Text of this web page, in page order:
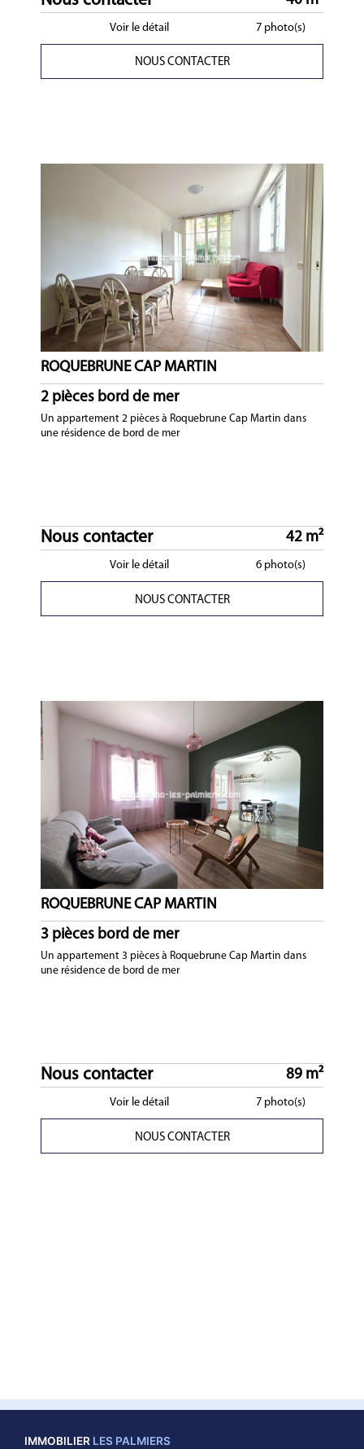
Voir le détail 7 photo(s)
NOUS CONTACTER
ROQUEBRUNE CAP MARTIN
2 pièces bord de mer
Un appartement 2 pièces à Roquebrune Cap Martin dans
une résidence de bord de mer
Nous contacter 42 m²
Voir le détail 6 photo(s)
NOUS CONTACTER
ROQUEBRUNE CAP MARTIN
3 pièces bord de mer
Un appartement 3 pièces à Roquebrune Cap Martin dans
une résidence de bord de mer
Nous contacter 89 m²
Voir le détail 7 photo(s)
NOUS CONTACTER
IMMOBILIER LES PALMIERS